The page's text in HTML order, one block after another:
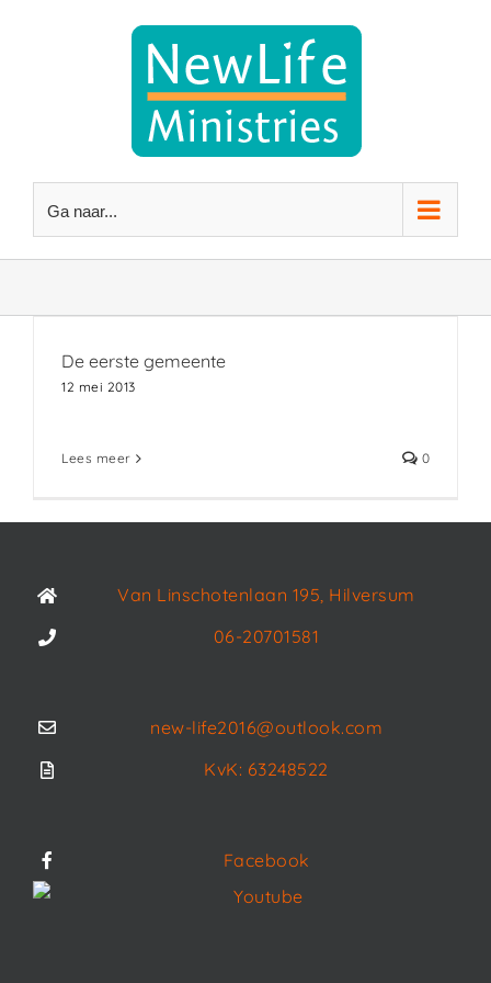
Ga naar...
De eerste gemeente
12 mei 2013
Lees meer 0
Van Linschotenlaan 195, Hilversum
06-20701581
new-life2016@outlook.com
KvK: 63248522
Facebook
Youtube